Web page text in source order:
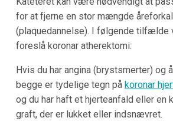
for at fjerne en stor mængde
(plaquedannelse). I følgende tilfælde
foreslå koronar atherektomi:
Hvis du har angina (brystsmerter) og
begge er tydelige tegn på koronar
og du har haft et hjerteanfald eller en
graft, der er lukket eller indsnævret.